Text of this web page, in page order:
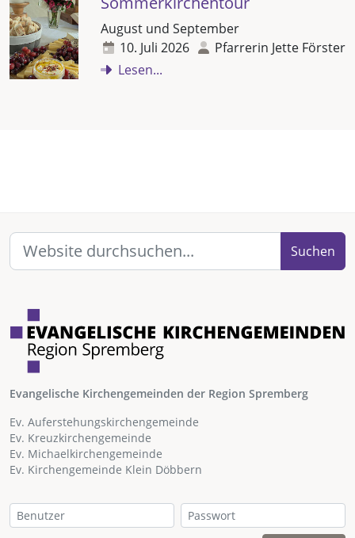
August und September
10. Juli 2026
Pfarrerin Jette Förster
Lesen...
Suchen
Evangelische Kirchengemeinden der Region Spremberg
Ev. Auferstehungskirchengemeinde
Ev. Kreuzkirchengemeinde
Ev. Michaelkirchengemeinde
Ev. Kirchengemeinde Klein Döbbern